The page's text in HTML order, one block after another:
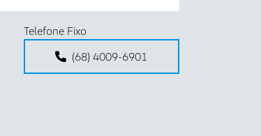
Telefone Fixo
(68) 4009-6901